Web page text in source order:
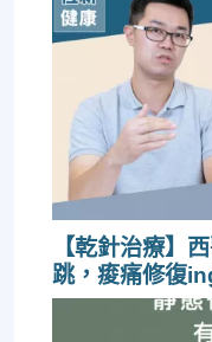
【乾針治療】
跳，痠痛修復